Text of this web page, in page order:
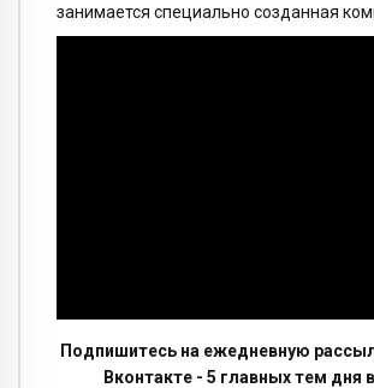
занимается специально созданная
Подпишитесь на ежедневную
Вконтакте - 5 главных тем дня